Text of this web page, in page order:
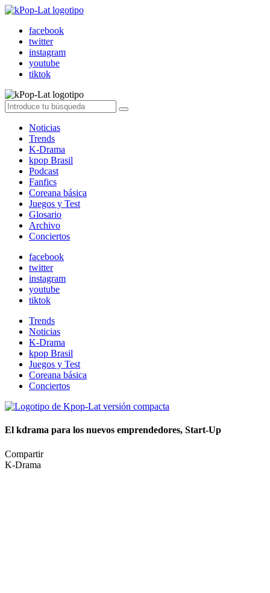
facebook
twitter
instagram
youtube
tiktok
Noticias
Trends
K-Drama
kpop Brasil
Podcast
Fanfics
Coreana básica
Juegos y Test
Glosario
Archivo
Conciertos
facebook
twitter
instagram
youtube
tiktok
Trends
Noticias
K-Drama
kpop Brasil
Juegos y Test
Coreana básica
Conciertos
El kdrama para los nuevos emprendedores, Start-Up
Compartir
K-Drama